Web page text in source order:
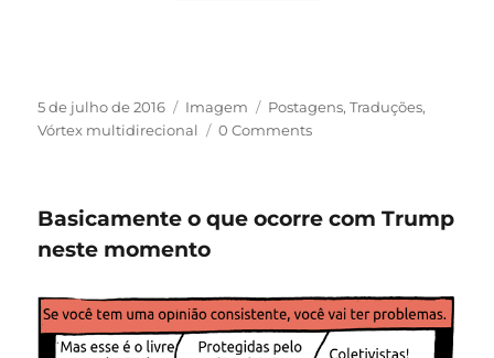
Publicado
em
5 de julho de 2016 Formato
Imagem Categorias
Postagens,Traduções,
Vórtex multidirecional
0 Comments
Basicamente o que ocorre com Trump
neste momento